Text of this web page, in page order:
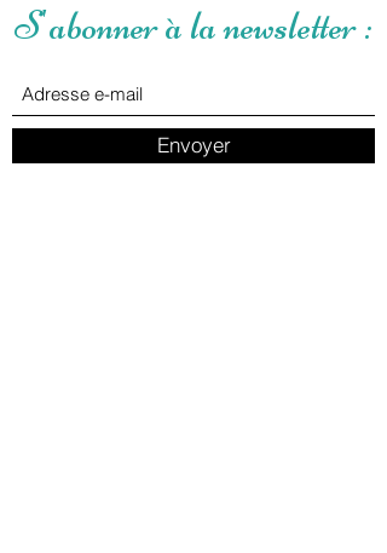
S'abonner à la newsletter :
Envoyer